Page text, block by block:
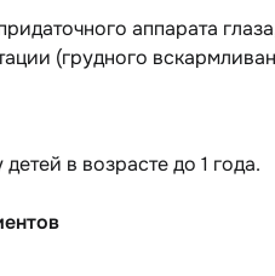
аппарата
(грудного
в возрасте до 1 года.